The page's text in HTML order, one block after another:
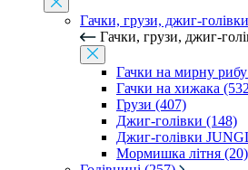
Гачки, грузи, джиг-
Гачки, грузи, джиг-
Гачки на мирну
Гачки на хижака
Грузи (407)
Джиг-голівки (148)
Джиг-голівки
Мормишка літня (20)